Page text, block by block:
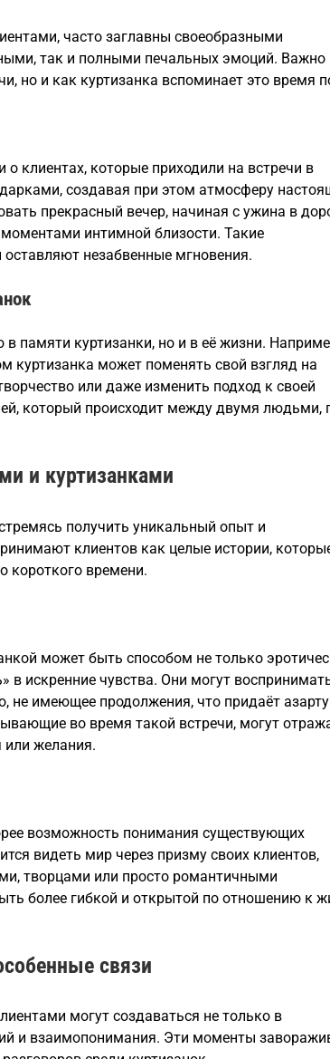
часто заглавны своеобразными
так и полными печальных эмоций. Важно
но и как куртизанка вспоминает это время
клиентах, которые приходили на встречи в
создавая при этом атмосферу
прекрасный вечер, начиная с ужина в
интимной близости. Такие
незабвенные мгновения.
в памяти куртизанки, но и в её жизни.
куртизанка может поменять свой взгляд на
или даже изменить подход к своей
который происходит между двумя людьми,
и куртизанками
получить уникальный опыт и
клиентов как целые истории,
короткого времени.
может быть способом не только
в искренние чувства. Они могут
не имеющее продолжения, что придаёт
во время такой встречи, могут
или желания.
возможность понимания существующих
видеть мир через призму своих клиентов,
творцами или просто романтичными
более гибкой и открытой по отношению к
связи
могут создаваться не только в
и взаимопонимания. Эти моменты